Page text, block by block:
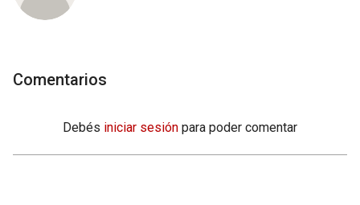
Comentarios
Debés iniciar sesión para poder comentar